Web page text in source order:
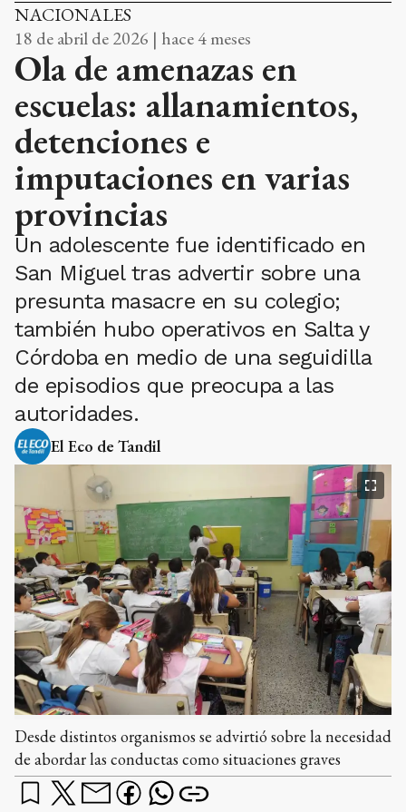
NACIONALES
18 de abril de 2026 | hace 4 meses
Ola de amenazas en
escuelas: allanamientos,
detenciones e
imputaciones en varias
provincias
Un adolescente fue identificado en
San Miguel tras advertir sobre una
presunta masacre en su colegio;
también hubo operativos en Salta y
Córdoba en medio de una seguidilla
de episodios que preocupa a las
autoridades.
El Eco de Tandil
Desde distintos organismos se advirtió sobre la necesidad
de abordar las conductas como situaciones graves